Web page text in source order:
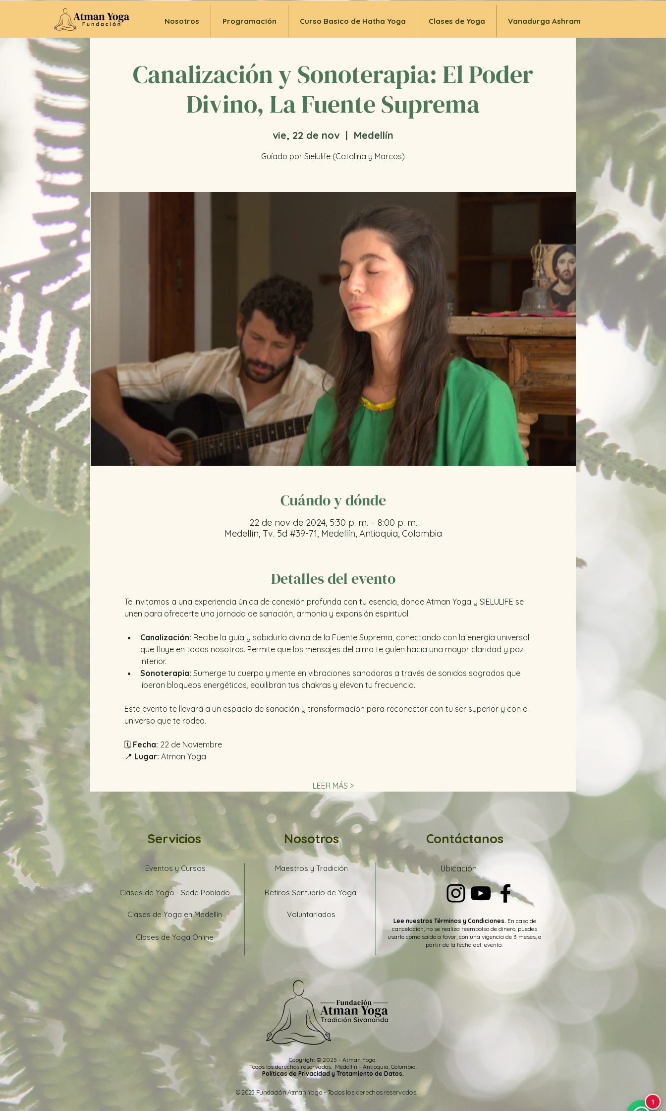
Nosotros Programación Curso Basico de Hatha Yoga Clases de Yoga Vanadurga Ashram
Canalización y Sonoterapia: El Poder
Divino, La Fuente Suprema
vie, 22 de nov
  |
Medellín
Guíado por Sielulife (Catalina y Marcos)
Cuándo y dónde
22 de nov de 2024, 5:30 p. m. – 8:00 p. m.
Medellín, Tv. 5d #39-71, Medellín, Antioquia, Colombia
Detalles del evento
Te invitamos a una experiencia única de conexión profunda con tu esencia, donde Atman Yoga y SIELULIFE se
unen para ofrecerte una jornada de sanación, armonía y expansión espiritual.
Canalización: Recibe la guía y sabiduría divina de la Fuente Suprema, conectando con la energía universal
que fluye en todos nosotros. Permite que los mensajes del alma te guíen hacia una mayor claridad y paz
interior.
Sonoterapia: Sumerge tu cuerpo y mente en vibraciones sanadoras a través de sonidos sagrados que
liberan bloqueos energéticos, equilibran tus chakras y elevan tu frecuencia.
Este evento te llevará a un espacio de sanación y transformación para reconectar con tu ser superior y con el
universo que te rodea.
🗓 Fecha: 22 de Noviembre
📍 Lugar: Atman Yoga
LEER MÁS >
Servicios Nosotros Contáctanos
Eventos y Cursos Maestros y Tradición Ubicación
Clases de Yoga - Sede Poblado Retiros Santuario de Yoga
Clases de Yoga en Medellín
Clases de Yoga Online
Voluntariados
Lee nuestros Términos y Condiciones. En caso de
cancelación, no se realiza reembolso de dinero, puedes
usarlo como saldo a favor, con una vigencia de 3 meses, a
partir de la fecha del evento.
Copyright © 2025 - Atman Yoga.
Todos los derechos reservados. Medellín - Antioquia, Colombia.
Políticas de Privacidad y Tratamiento de Datos.
© 2025 Fundación Atman Yoga - Todos los derechos reservados.